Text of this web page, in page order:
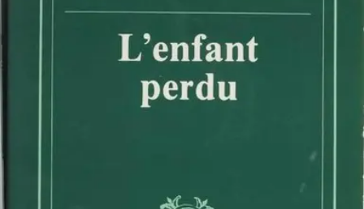
Projets Nouvelle Vie
Projets Nouvelle Vie